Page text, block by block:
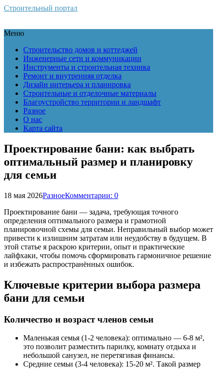
Строительный портал
Меню
Строительство домов и коттеджей
Инженерные сети и коммуникации
Инструменты и строительная техника
Ремонт и внутренняя отделка
Дизайн интерьера и планировка
Строительные и отделочные материалы
Благоустройство территории и ландшафт
Разное
О нас
Карта сайта
Проектирование бани: как выбрать
оптимальный размер и планировку
для семьи
18 мая 2026РазноеКомментарии: 0
Проектирование бани — задача, требующая точного
определения оптимального размера и грамотной
планировочной схемы для семьи. Неправильный выбор может
привести к излишним затратам или неудобству в будущем. В
этой статье я раскрою критерии, опыт и практические
лайфхаки, чтобы помочь сформировать гармоничное решение
и избежать распространённых ошибок.
Ключевые критерии выбора размера
бани для семьи
Количество и возраст членов семьи
Маленькая семья (1-2 человека): оптимально — 6-8 м²,
это позволит разместить парилку, комнату отдыха и
небольшой санузел, не перетягивая финансы.
Средние семьи (3-4 человека): 15-20 м². Такой размер